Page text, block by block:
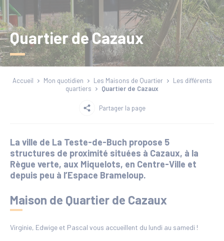
Quartier de Cazaux
Accueil Mon quotidien Les Maisons de Quartier
Les différents
quartiers
Quartier de Cazaux
Partager la page
La ville de La Teste-de-Buch propose 5
structures de proximité situées à Cazaux, à la
Règue verte, aux Miquelots, en Centre-Ville et
depuis peu à l’Espace Brameloup.
Maison de Quartier de Cazaux
Virginie, Edwige et Pascal vous accueillent du lundi au samedi !